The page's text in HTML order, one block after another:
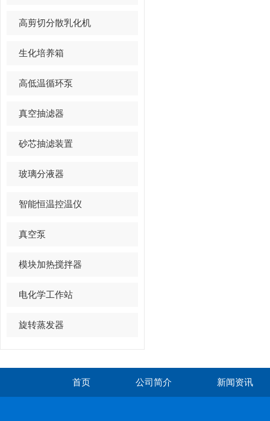
高剪切分散乳化机
生化培养箱
高低温循环泵
真空抽滤器
砂芯抽滤装置
玻璃分液器
智能恒温控温仪
真空泵
模块加热搅拌器
电化学工作站
旋转蒸发器
首页 公司简介 新闻资讯